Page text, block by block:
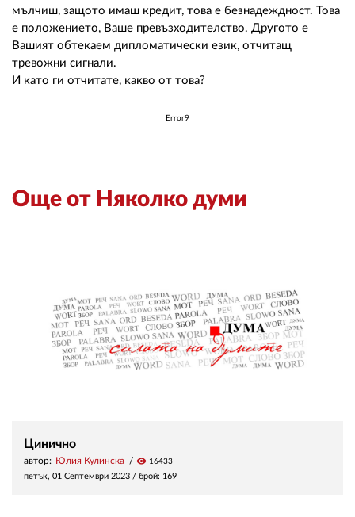
мълчиш, защото имаш кредит, това е безнадеждност. Това
е положението, Ваше превъзходителство. Другото е
Вашият обтекаем дипломатически език, отчитащ
тревожни сигнали.
И като ги отчитате, какво от това?
Error9
Още от Няколко думи
Цинично
автор: Юлия Кулинска visibility 16433
петък, 01 Септември 2023 / брой: 169